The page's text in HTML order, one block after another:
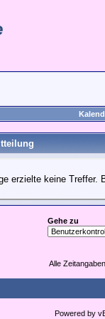
erzielte keine
Gehe zu
Alle
Powered by